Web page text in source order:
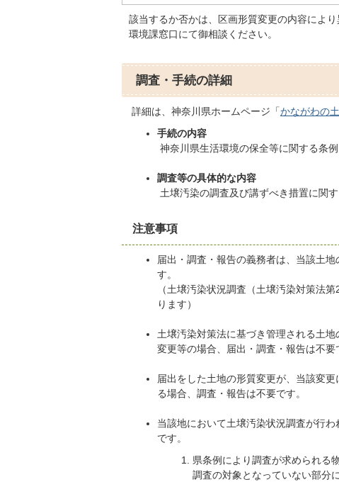
該当するか否かは、区画形質変更の内容によ
環境課窓口にて御相談ください。
調査・手続の詳細
詳細は、神奈川県ホームページ「かながわの
手続の内容
神奈川県生活環境の保全等に関する条
調査等の具体的な内容
土壌汚染の調査及び講ずべき措置に関
注意事項
届出・調査・報告の義務者は、当該土
す。
（土壌汚染状況調査（土壌汚染対策法
ります）
土壌汚染対策法に基づき管理される土
変更等の場合、届出・調査・報告は不要
届出をした土地の形質変更が、当該変
る場合、調査・報告は不要です。
当該地において土壌汚染状況調査が行
です。
県条例により調査が求められる
調査の対象となっていない部分